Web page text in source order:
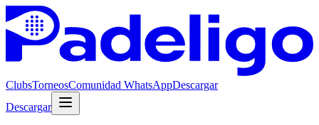
ClubsTorneosComunidad WhatsAppDescargar
Descargar